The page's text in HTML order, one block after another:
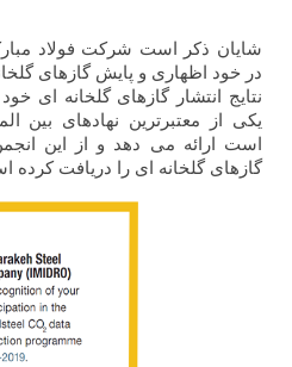
در خود اظهاری و پایش گازهای
نتایج انتشار گازهای گلخانه ای
یکی از معتبرترین نهادهای بین
است ارائه می دهد و از این
گازهای گلخانه ای را دریافت کرده